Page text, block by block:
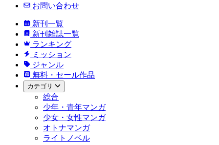
お問い合わせ
新刊一覧
新刊雑誌一覧
ランキング
ミッション
ジャンル
無料・セール作品
カテゴリ
総合
少年・青年マンガ
少女・女性マンガ
オトナマンガ
ライトノベル